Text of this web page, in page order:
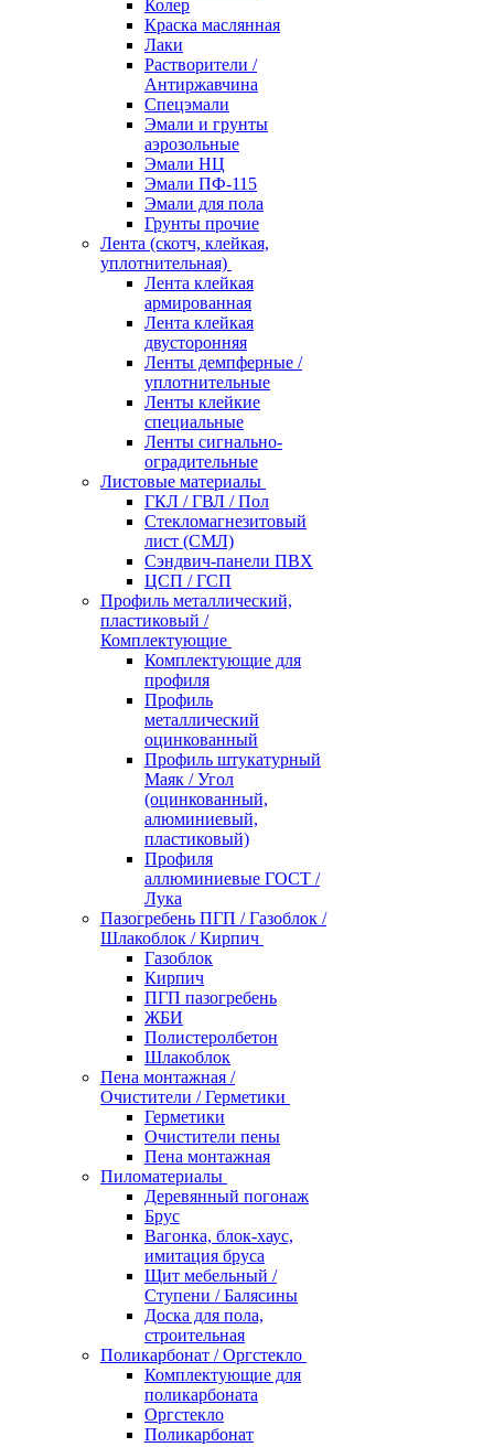
Колер
Краска маслянная
Лаки
Растворители /
Антиржавчина
Спецэмали
Эмали и грунты
аэрозольные
Эмали НЦ
Эмали ПФ-115
Эмали для пола
Грунты прочие
Лента (скотч, клейкая,
уплотнительная)
Лента клейкая
армированная
Лента клейкая
двусторонняя
Ленты демпферные /
уплотнительные
Ленты клейкие
специальные
Ленты сигнально-
оградительные
Листовые материалы
ГКЛ / ГВЛ / Пол
Стекломагнезитовый
лист (СМЛ)
Сэндвич-панели ПВХ
ЦСП / ГСП
Профиль металлический,
пластиковый /
Комплектующие
Комплектующие для
профиля
Профиль
металлический
оцинкованный
Профиль штукатурный
Маяк / Угол
(оцинкованный,
алюминиевый,
пластиковый)
Профиля
аллюминиевые ГОСТ /
Лука
Пазогребень ПГП / Газоблок /
Шлакоблок / Кирпич
Газоблок
Кирпич
ПГП пазогребень
ЖБИ
Полистеролбетон
Шлакоблок
Пена монтажная /
Очистители / Герметики
Герметики
Очистители пены
Пена монтажная
Пиломатериалы
Деревянный погонаж
Брус
Вагонка, блок-хаус,
имитация бруса
Щит мебельный /
Ступени / Балясины
Доска для пола,
строительная
Поликарбонат / Оргстекло
Комплектующие для
поликарбоната
Оргстекло
Поликарбонат